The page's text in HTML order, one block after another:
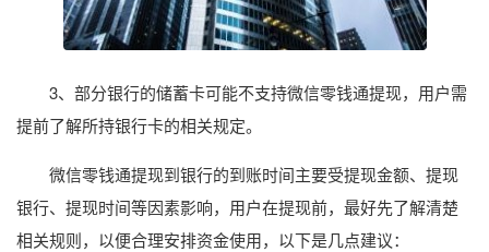
3、部分银行的储蓄卡可能不支持微信零钱通提现，用户需
提前了解所持银行卡的相关规定。
微信零钱通提现到银行的到账时间主要受提现金额、提现
银行、提现时间等因素影响，用户在提现前，最好先了解清楚
相关规则，以便合理安排资金使用，以下是几点建议：